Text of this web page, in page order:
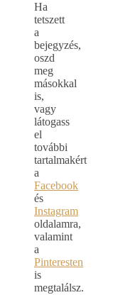
Ha
tetszett
a
bejegyzés,
oszd
meg
másokkal
is,
vagy
látogass
el
további
tartalmakért
a
Facebook
és
Instagram
oldalamra,
valamint
a
Pinteresten
is
megtalálsz.